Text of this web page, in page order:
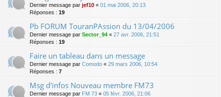
Dernier message par jef10 « 01 mai 2006, 20:13
Réponses : 19
Pb FORUM TouranPAssion du 13/04/2006
Dernier message par Sector_94 « 27 avr. 2006, 21:51
Réponses : 19
Faire un tableau dans un message
Dernier message par Comodo « 29 mars 2006, 10:54
Réponses : 7
Msg d'infos Nouveau membre FM73
Dernier message par FM 73 « 05 févr. 2006, 21:06